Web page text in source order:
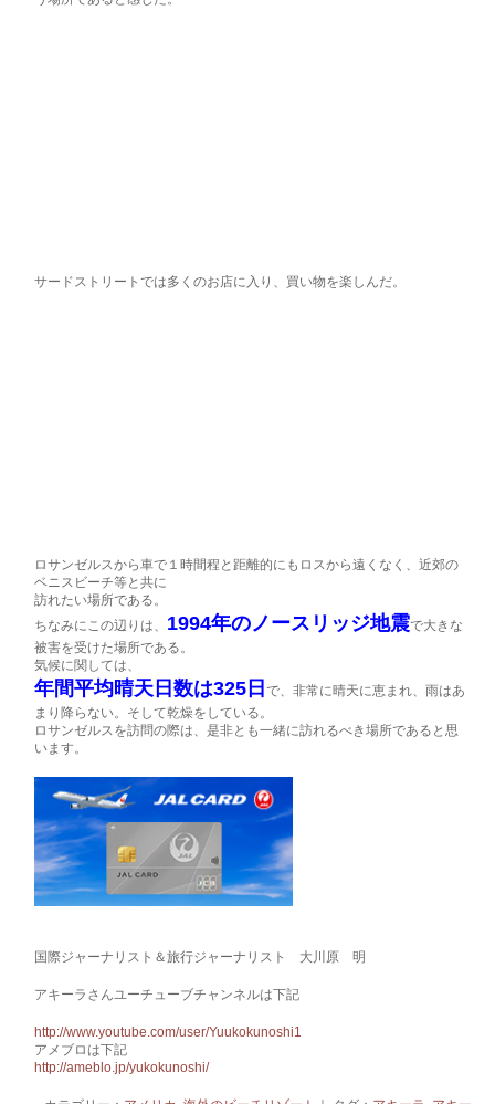
サードストリートでは多くのお店に入り、買い物を楽しんだ。
ロサンゼルスから車で１時間程と距離的にもロスから遠くなく、近郊の
ベニスビーチ等と共に
訪れたい場所である。
ちなみにこの辺りは、 1994年のノースリッジ地震で大きな
被害を受けた場所である。
気候に関しては、
年間平均晴天日数は325日で、非常に晴天に恵まれ、雨はあ
まり降らない。そして乾燥をしている。
ロサンゼルスを訪問の際は、是非とも一緒に訪れるべき場所であると思
います。
国際ジャーナリスト＆旅行ジャーナリスト 大川原 明
アキーラさんユーチューブチャンネルは下記
http://www.youtube.com/user/Yuukokunoshi1
アメブロは下記
http://ameblo.jp/yukokunoshi/